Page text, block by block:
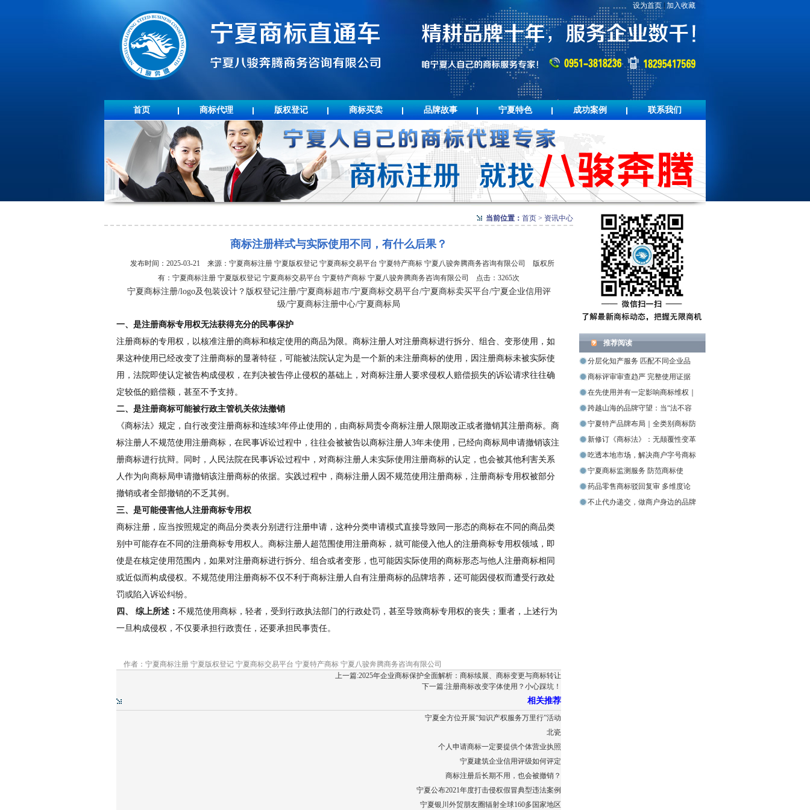
设为首页|加入收藏
首页 商标代理 版权登记 商标买卖 品牌故事 宁夏特色 成功案例 联系我们
推荐阅读
分层化知产服务 匹配不同企业品
商标评审审查趋严 完整使用证据
在先使用并有一定影响商标维权｜
跨越山海的品牌守望：当“法不容
宁夏特产品牌布局｜全类别商标防
新修订《商标法》：无颠覆性变革
吃透本地市场，解决商户字号商标
宁夏商标监测服务 防范商标使
药品零售商标驳回复审 多维度论
不止代办递交，做商户身边的品牌
当前位置： 首页 > 资讯中心
商标注册样式与实际使用不同，有什么后果？
发布时间：2025-03-21 来源：宁夏商标注册 宁夏版权登记 宁夏商标交易平台 宁夏特产商标 宁夏八骏奔腾商务咨询有限公司 版权所
有：宁夏商标注册 宁夏版权登记 宁夏商标交易平台 宁夏特产商标 宁夏八骏奔腾商务咨询有限公司 点击：3265次
宁夏商标注册/logo及包装设计？版权登记注册/宁夏商标超市/宁夏商标交易平台/宁夏商标卖买平台/宁夏企业信用评
级/宁夏商标注册中心/宁夏商标局
一、是注册商标专用权无法获得充分的民事保护
注册商标的专用权，以核准注册的商标和核定使用的商品为限。商标注册人对注册商标进行拆分、组合、变形使用，如
果这种使用已经改变了注册商标的显著特征，可能被法院认定为是一个新的未注册商标的使用，因注册商标未被实际使
用，法院即使认定被告构成侵权，在判决被告停止侵权的基础上，对商标注册人要求侵权人赔偿损失的诉讼请求往往确
定较低的赔偿额，甚至不予支持。
二、是注册商标可能被行政主管机关依法撤销
《商标法》规定，自行改变注册商标和连续3年停止使用的，由商标局责令商标注册人限期改正或者撤销其注册商标。商
标注册人不规范使用注册商标，在民事诉讼过程中，往往会被被告以商标注册人3年未使用，已经向商标局申请撤销该注
册商标进行抗辩。同时，人民法院在民事诉讼过程中，对商标注册人未实际使用注册商标的认定，也会被其他利害关系
人作为向商标局申请撤销该注册商标的依据。实践过程中，商标注册人因不规范使用注册商标，注册商标专用权被部分
撤销或者全部撤销的不乏其例。
三、是可能侵害他人注册商标专用权
商标注册，应当按照规定的商品分类表分别进行注册申请，这种分类申请模式直接导致同一形态的商标在不同的商品类
别中可能存在不同的注册商标专用权人。商标注册人超范围使用注册商标，就可能侵入他人的注册商标专用权领域，即
使是在核定使用范围内，如果对注册商标进行拆分、组合或者变形，也可能因实际使用的商标形态与他人注册商标相同
或近似而构成侵权。不规范使用注册商标不仅不利于商标注册人自有注册商标的品牌培养，还可能因侵权而遭受行政处
罚或陷入诉讼纠纷。
四、 综上所述： 不规范使用商标，轻者，受到行政执法部门的行政处罚，甚至导致商标专用权的丧失；重者，上述行为
一旦构成侵权，不仅要承担行政责任，还要承担民事责任。
作者：宁夏商标注册 宁夏版权登记 宁夏商标交易平台 宁夏特产商标 宁夏八骏奔腾商务咨询有限公司
上一篇:2025年企业商标保护全面解析：商标续展、商标变更与商标转让
下一篇:注册商标改变字体使用？小心踩坑！
相关推荐
宁夏全方位开展“知识产权服务万里行”活动
北瓷
个人申请商标一定要提供个体营业执照
宁夏建筑企业信用评级如何评定
商标注册后长期不用，也会被撤销？
宁夏公布2021年度打击侵权假冒典型违法案例
宁夏银川外贸朋友圈辐射全球160多国家地区